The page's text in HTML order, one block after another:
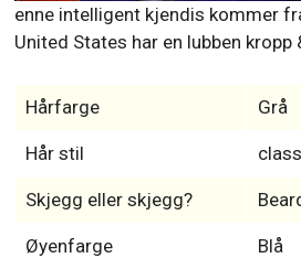
enne intelligent kjendis kommer
United States har en lubben kropp
Hårfarge Grå
Hår stil
Skjegg eller skjegg?
Øyenfarge Blå